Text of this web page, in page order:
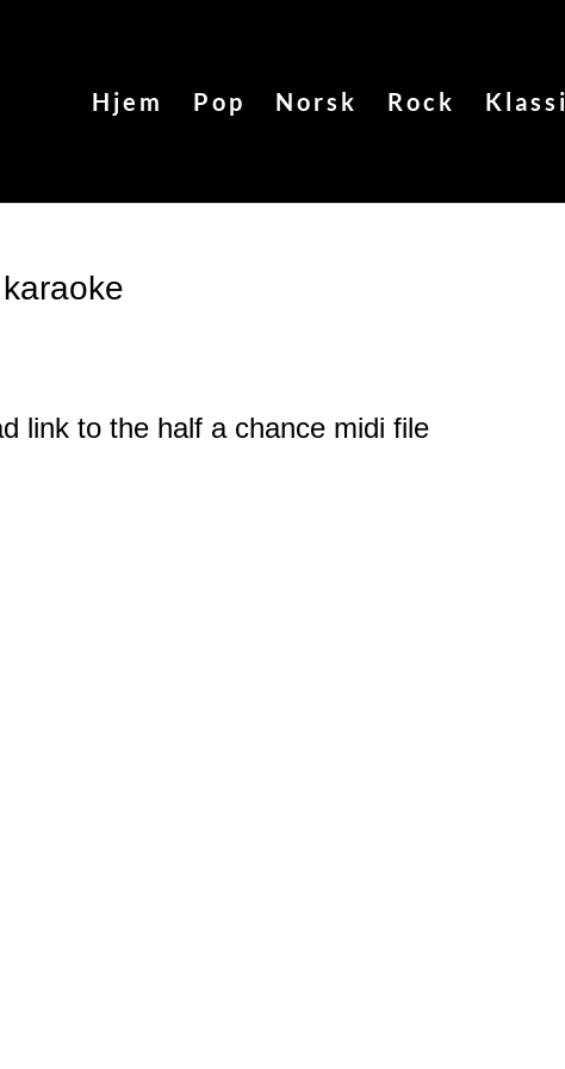
Hjem Pop Norsk Rock
link to the half a chance midi file